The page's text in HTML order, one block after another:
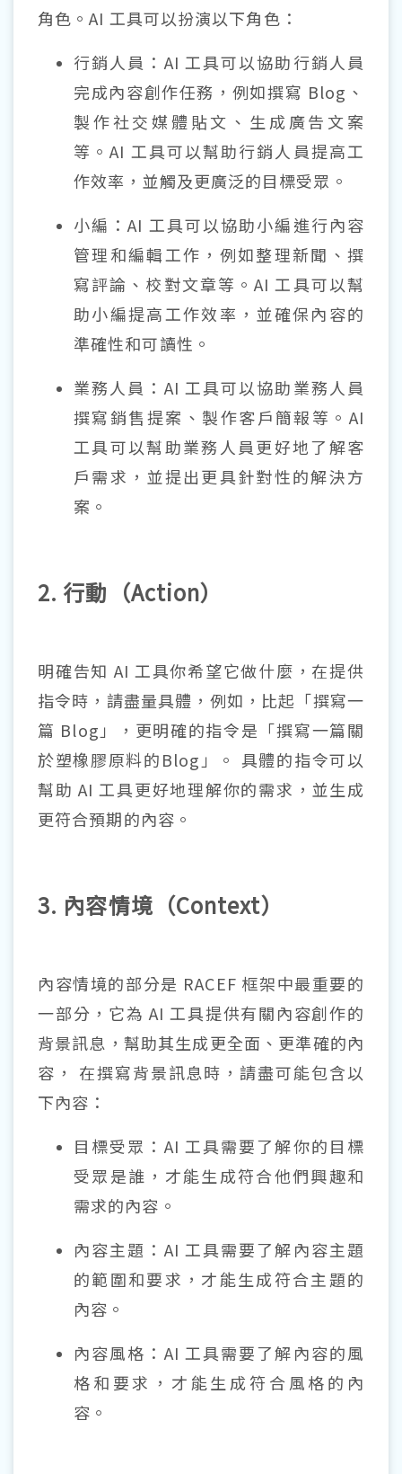
角色。AI 工具可以扮演以下角色：
行銷人員：AI 工具可以協助行銷人員
完成內容創作任務，例如撰寫 Blog、
製作社交媒體貼文、生成廣告文案
等。AI 工具可以幫助行銷人員提高工
作效率，並觸及更廣泛的目標受眾。
小編：AI 工具可以協助小編進行內容
管理和編輯工作，例如整理新聞、撰
寫評論、校對文章等。AI 工具可以幫
助小編提高工作效率，並確保內容的
準確性和可讀性。
業務人員：AI 工具可以協助業務人員
撰寫銷售提案、製作客戶簡報等。AI
工具可以幫助業務人員更好地了解客
戶需求，並提出更具針對性的解決方
案。
2. 行動（Action）
明確告知 AI 工具你希望它做什麼，在提供
指令時，請盡量具體，例如，比起「撰寫一
篇 Blog」，更明確的指令是「撰寫一篇關
於塑橡膠原料的Blog」。 具體的指令可以
幫助 AI 工具更好地理解你的需求，並生成
更符合預期的內容。
3. 內容情境（Context）
內容情境的部分是 RACEF 框架中最重要的
一部分，它為 AI 工具提供有關內容創作的
背景訊息，幫助其生成更全面、更準確的內
容， 在撰寫背景訊息時，請盡可能包含以
下內容：
目標受眾：AI 工具需要了解你的目標
受眾是誰，才能生成符合他們興趣和
需求的內容。
內容主題：AI 工具需要了解內容主題
的範圍和要求，才能生成符合主題的
內容。
內容風格：AI 工具需要了解內容的風
格和要求，才能生成符合風格的內
容。